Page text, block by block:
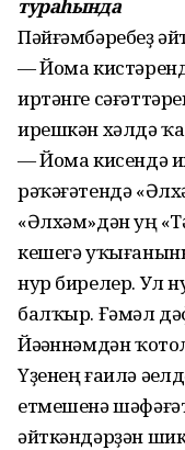
тураһында
Пәйғәмбәребеҙ
— Йома
иртәнге
ирешкән хәлдә
— Йома кисендә
рәҡәғәтендә
«Әлхәм»дән һуң
кешегә
нур бирелер. Ул
балҡыр. Ғәмәл
Йәһәннәмдән
Үҙенең ғаилә
етмешенә
әйткәндәрҙән